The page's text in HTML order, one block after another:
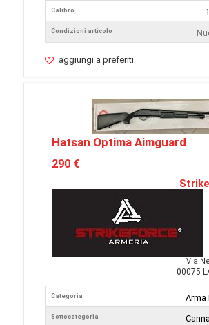
Calibro
Condizioni articolo
aggiungi a preferiti
Hatsan Optima Aimguard
290 €
Via
00075
Categoria
Sottocategoria
Arma